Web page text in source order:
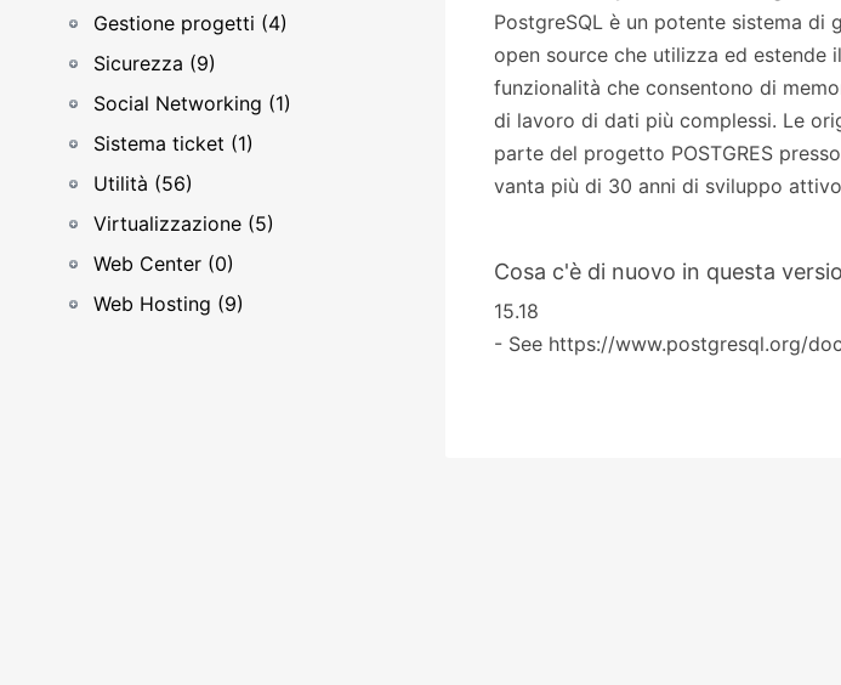
Gestione progetti (4)
Sicurezza (9)
Social Networking (1)
Sistema ticket (1)
Utilità (56)
Virtualizzazione (5)
Web Center (0)
Web Hosting (9)
PostgreSQL è un potente sistema
open source che utilizza ed estende
funzionalità che consentono di
di lavoro di dati più complessi. Le
parte del progetto POSTGRES
vanta più di 30 anni di sviluppo
Cosa c'è di nuovo in questa
15.18
- See https://www.postgresql.org/